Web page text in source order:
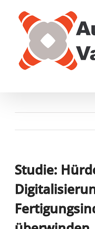
Inhalt
springen
Studie: